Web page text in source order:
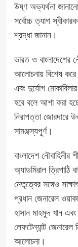
উষ্ণ অভ্যর্থনা
সর্বোচ্চ ত্যাগ
শ্রদ্ধা জানান।
ভারত ও বাংলাদেশের
আলোচনায় বিশেষ
এবং দুর্যোগ
হবে বলে আশা করা
নিরাপত্তা জোরদারে
সামঞ্জস্যপূর্ণ।
বাংলাদেশ নৌবাহিনীর
অ্যাডমিরাল ত্রিপাঠি
নেতৃত্বের সঙ্গেও
প্রধান জেনারেল
হাসান মাহমুদ খান এবং
লেফটেন্যান্ট জেনারেল
আলোচনা।